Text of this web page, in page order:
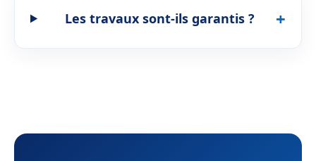
Les travaux sont-ils garantis ?